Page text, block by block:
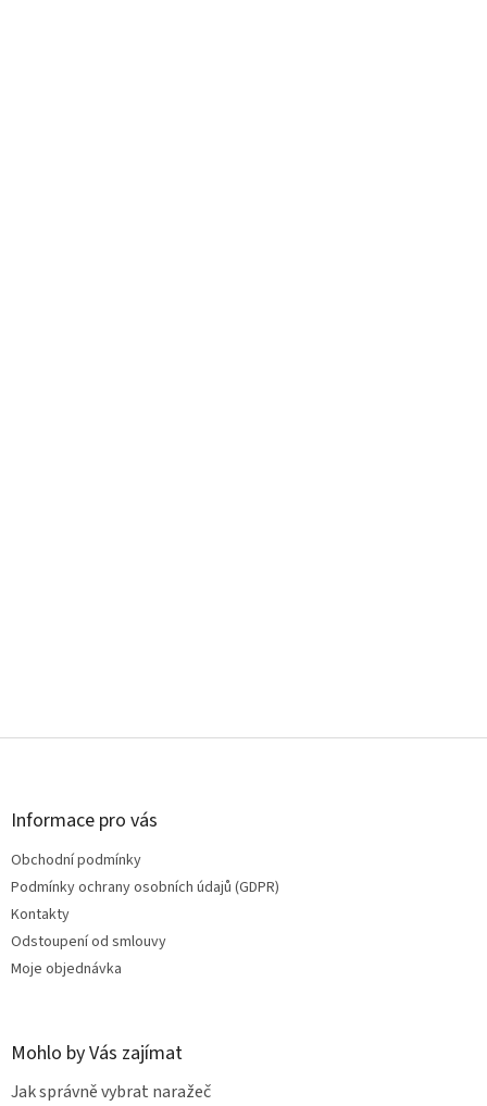
Z
Informace pro vás
Obchodní podmínky
Podmínky ochrany osobních údajů (GDPR)
Kontakty
Odstoupení od smlouvy
Moje objednávka
Mohlo by Vás zajímat
Jak správně vybrat naražeč